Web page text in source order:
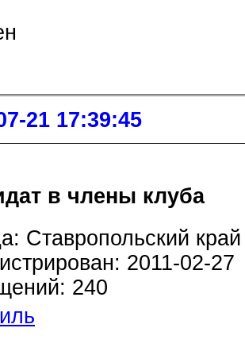
21 17:39:45
в члены клуба
Ставропольский край
2011-02-27
240